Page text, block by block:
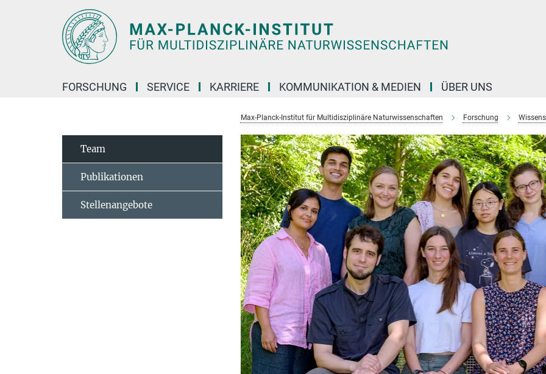
FORSCHUNG SERVICE KARRIERE KOMMUNIKATION & MEDIEN ÜBER UNS
Max-Planck-Institut für Multidisziplinäre Naturwissenschaften Forschung
Team
Publikationen
Stellenangebote